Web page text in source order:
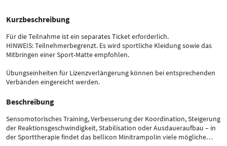
Kurzbeschreibung
Für die Teilnahme ist ein separates Ticket erforderlich.
HINWEIS: Teilnehmerbegrenzt. Es wird sportliche Kleidung sowie das
Mitbringen einer Sport-Matte empfohlen.
Übungseinheiten für Lizenzverlängerung können bei entsprechenden
Verbänden eingereicht werden.
Beschreibung
Sensomotorisches Training, Verbesserung der Koordination, Steigerung
der Reaktionsgeschwindigkeit, Stabilisation oder Ausdaueraufbau – in
der Sporttherapie findet das bellicon Minitrampolin viele mögliche